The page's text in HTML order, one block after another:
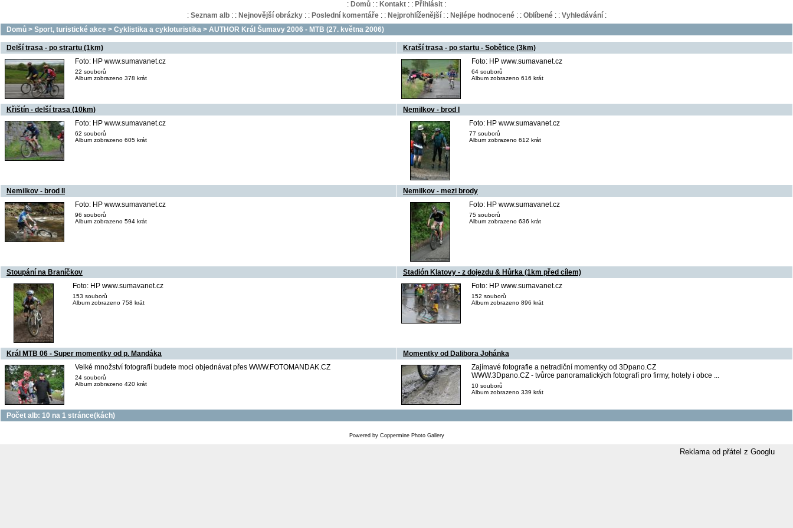
: Domů : : Kontakt : : Přihlásit :
: Seznam alb: : Nejnovější obrázky: : Poslední komentáře: : Nejprohlíženější: : Nejlépe hodnocené: : Oblíbené: : Vyhledávání:
Domů > Sport, turistické akce > Cyklistika a cykloturistika > AUTHOR Král Šumavy 2006 - MTB (27. května 2006)
Delší trasa - po strartu (1km)
Foto: HP www.sumavanet.cz
22 souborů
Album zobrazeno 378 krát
Kratší trasa - po startu - Sobětice (3km)
Foto: HP www.sumavanet.cz
64 souborů
Album zobrazeno 616 krát
Křištín - delší trasa (10km)
Foto: HP www.sumavanet.cz
62 souborů
Album zobrazeno 605 krát
Nemilkov - brod I
Foto: HP www.sumavanet.cz
77 souborů
Album zobrazeno 612 krát
Nemilkov - brod II
Foto: HP www.sumavanet.cz
96 souborů
Album zobrazeno 594 krát
Nemilkov - mezi brody
Foto: HP www.sumavanet.cz
75 souborů
Album zobrazeno 636 krát
Stoupání na Braníčkov
Foto: HP www.sumavanet.cz
153 souborů
Album zobrazeno 758 krát
Stadión Klatovy - z dojezdu & Hůrka (1km před cílem)
Foto: HP www.sumavanet.cz
152 souborů
Album zobrazeno 896 krát
Král MTB 06 - Super momentky od p. Mandáka
Velké množství fotografií budete moci objednávat přes WWW.FOTOMANDAK.CZ
24 souborů
Album zobrazeno 420 krát
Momentky od Dalibora Johánka
Zajímavé fotografie a netradiční momentky od 3Dpano.CZ
WWW.3Dpano.CZ - tvůrce panoramatických fotografí pro firmy, hotely i obce ...
10 souborů
Album zobrazeno 339 krát
Počet alb: 10 na 1 stránce(kách)
Powered by Coppermine Photo Gallery
Reklama od přátel z Googlu